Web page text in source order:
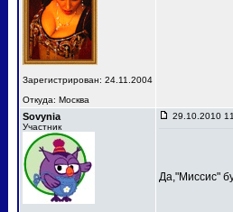
Зарегистрирован: 24.11.2004
Откуда: Москва
Sovynia
Участник
29.10.2010
Да,"Миссис"